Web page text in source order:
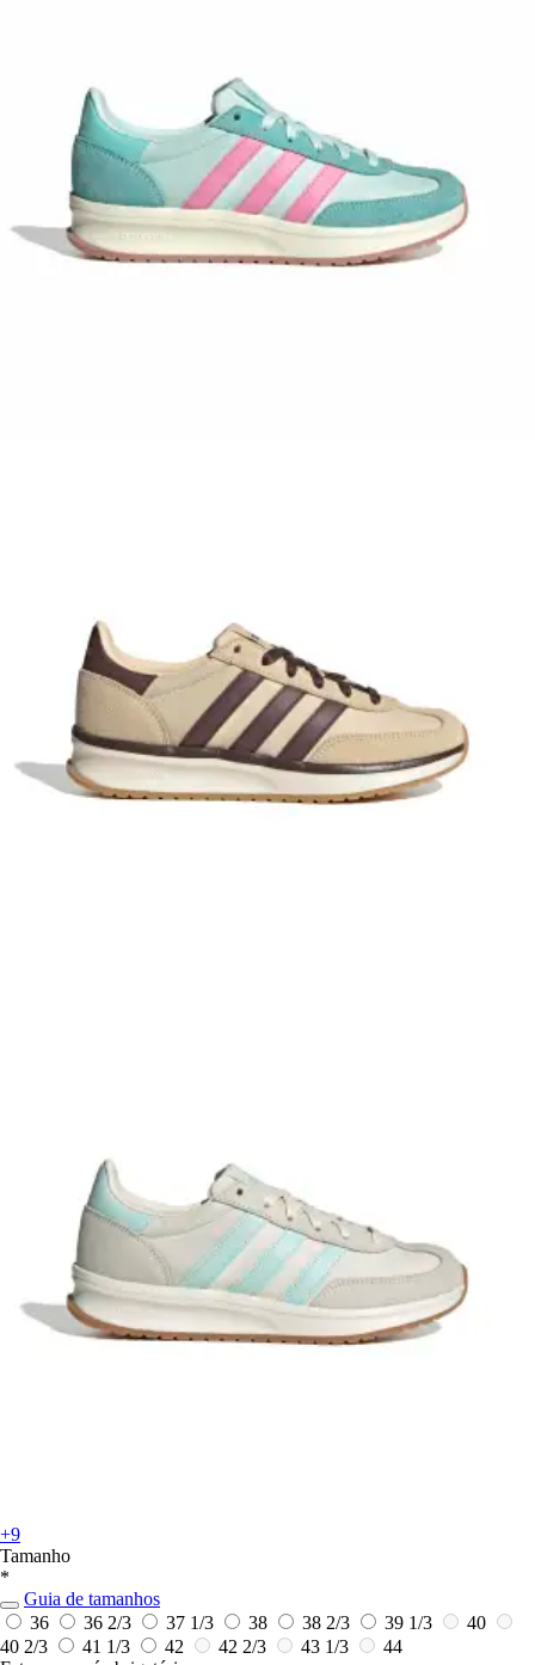
+9
Tamanho
*
Guia de tamanhos
36
36 2/3 37 1/3 38 38 2/3 39 1/3
40
40 2/3
41 1/3 42 42 2/3 43 1/3
44